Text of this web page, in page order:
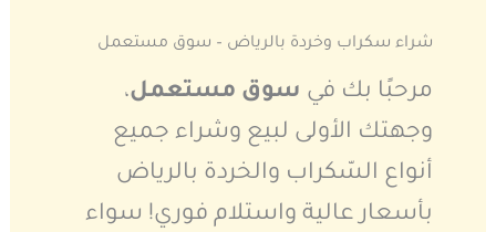
شراء سكراب وخردة بالرياض – سوق مستعمل
مرحبًا بك في سوق مستعمل،
وجهتك الأولى لبيع وشراء جميع
أنواع السّكراب والخردة بالرياض
بأسعار عالية واستلام فوري! سواء